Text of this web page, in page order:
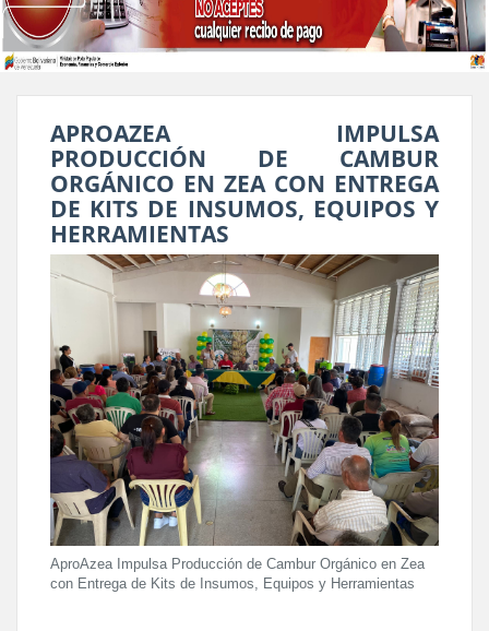
APROAZEA IMPULSA
PRODUCCIÓN DE CAMBUR
ORGÁNICO EN ZEA CON ENTREGA
DE KITS DE INSUMOS, EQUIPOS Y
HERRAMIENTAS
AproAzea Impulsa Producción de Cambur Orgánico en Zea
con Entrega de Kits de Insumos, Equipos y Herramientas